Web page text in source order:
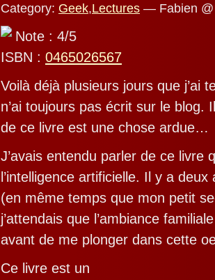
Category: Geek,Lectures — Fabien @
Note : 4/5
ISBN : 0465026567
Voilà déjà plusieurs jours que j’ai
n’ai toujours pas écrit sur le blog.
de ce livre est une chose ardue…
J’avais entendu parler de ce livre
l’intelligence artificielle. Il y a deux
(en même temps que mon petit
j’attendais que l’ambiance
avant de me plonger dans cette
Ce livre est un